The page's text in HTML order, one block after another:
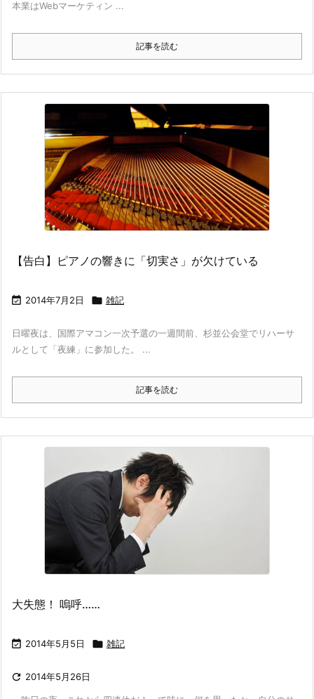
本業はWebマーケティン ...
記事を読む
【告白】ピアノの響きに「切実さ」が欠けている
 2014年7月2日  雑記
日曜夜は、国際アマコン一次予選の一週間前、杉並公会堂でリハーサ
ルとして「夜練」に参加した。 ...
記事を読む
大失態！ 嗚呼……
 2014年5月5日  雑記
 2014年5月26日